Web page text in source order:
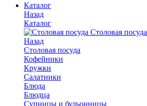
Каталог
Назад
Каталог
Столовая посуда
Назад
Столовая посуда
Кофейники
Кружки
Салатники
Блюда
Блюдца
Супницы и бульонницы